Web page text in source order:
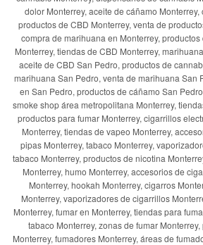
dolor Monterrey, aceite de cáñamo
productos de CBD Monterrey, venta de
compra de marihuana en Monterrey,
Monterrey, tiendas de CBD Monterrey,
aceite de CBD San Pedro, productos de
marihuana San Pedro, venta de marihuana San
en San Pedro, productos de cáñamo San
smoke shop área metropolitana Monterrey,
productos para fumar Monterrey, cigarrillos
Monterrey, tiendas de vapeo Monterrey,
pipas Monterrey, tabaco Monterrey,
tabaco Monterrey, productos de nicotina
Monterrey, humo Monterrey, accesorios de
Monterrey, hookah Monterrey, cigarros
Monterrey, vaporizadores de cigarrillos
Monterrey, fumar en Monterrey, tiendas para
tabaco Monterrey, zonas de fumar
Monterrey, fumadores Monterrey, áreas de